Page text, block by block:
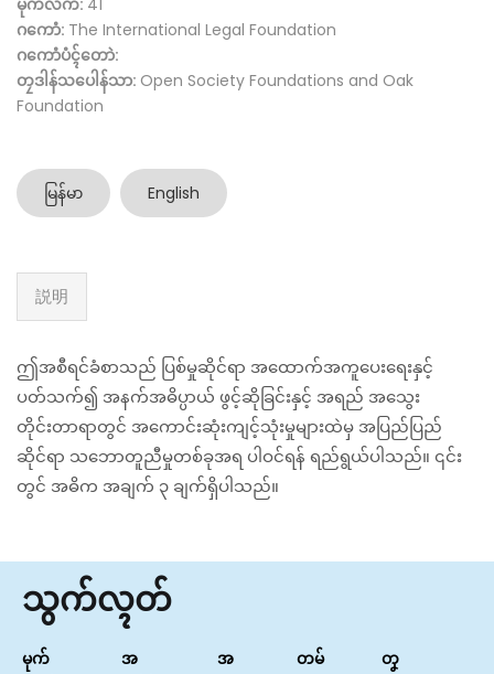
မုက်လိက်: 41
ဂကောံ: The International Legal Foundation
ဂကောံပံၚ်တောဲ:
တၠဒါန်သပေါန်သာ: Open Society Foundations and Oak
Foundation
မြန်မာ English
説明
ဤအစီရင်ခံစာသည် ပြစ်မှုဆိုင်ရာ အထောက်အကူပေးရေးနှင့်
ပတ်သက်၍ အနက်အဓိပ္ပာယ် ဖွင့်ဆိုခြင်းနှင့် အရည် အသွေး
တိုင်းတာရာတွင် အကောင်းဆုံးကျင့်သုံးမှုများထဲမှ အပြည်ပြည်
ဆိုင်ရာ သဘောတူညီမှုတစ်ခုအရ ပါဝင်ရန် ရည်ရွယ်ပါသည်။ ၎င်း
တွင် အဓိက အချက် ၃ ချက်ရှိပါသည်။
သွက်လ္ၚတ်
မုက်
အ
အ
တမ်
တၞ